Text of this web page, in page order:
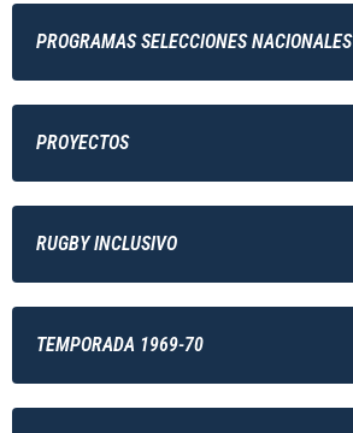
PROGRAMAS SELECCIONES NACIONALES
PROYECTOS
RUGBY INCLUSIVO
TEMPORADA 1969-70